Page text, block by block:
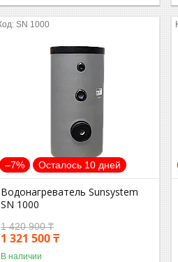
SN 1000
–7% Осталось 10 дней
Водонагреватель Sunsystem
SN 1000
1 420 900 ₸
1 321 500 ₸
В наличии